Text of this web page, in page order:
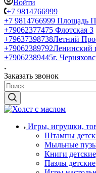
Войти
+7 9814766999
+7 9814766999 Площадь
+79062377475 Флотская 3
+79637398738Летний
+79062389792Ленинский
+79062389445г.
Заказать звонок
Игры, игрушки,
Штампы
Мыльные
Книги
Пазлы детские